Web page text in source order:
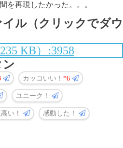
を再現したかった。。。
ル（クリックでダウ
KB）:3958
カッコいい！ 6
ユニーク！
い！ 感動した！